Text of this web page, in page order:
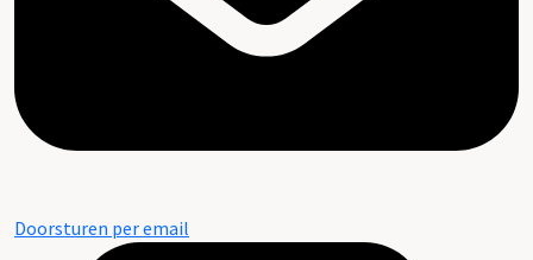
Doorsturen per email